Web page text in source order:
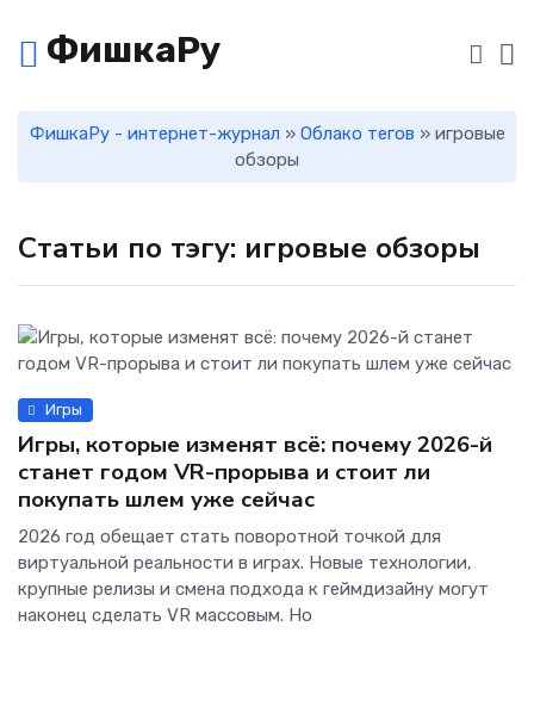
ФишкаРу
ФишкаРу - интернет-журнал » Облако тегов » игровые
обзоры
Статьи по тэгу: игровые обзоры
Игры
Игры, которые изменят всё: почему 2026-й
станет годом VR-прорыва и стоит ли
покупать шлем уже сейчас
2026 год обещает стать поворотной точкой для
виртуальной реальности в играх. Новые технологии,
крупные релизы и смена подхода к геймдизайну могут
наконец сделать VR массовым. Но